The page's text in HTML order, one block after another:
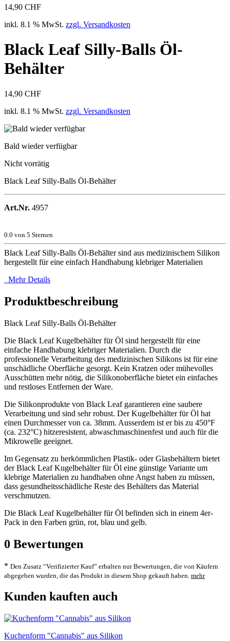
14,90 CHF
inkl. 8.1 % MwSt. zzgl. Versandkosten
Black Leaf Silly-Balls Öl-
Behälter
14,90 CHF
inkl. 8.1 % MwSt. zzgl. Versandkosten
Bald wieder verfügbar
Nicht vorrätig
Black Leaf Silly-Balls Öl-Behälter
Art.Nr. 4957
0.0 von 5 Sternen
Black Leaf Silly-Balls Öl-Behälter sind aus medizinischem Silikon
hergestellt für eine einfach Handhabung klebriger Materialien
Mehr Details
Produktbeschreibung
Black Leaf Silly-Balls Öl-Behälter
Die Black Leaf Kugelbehälter für Öl sind hergestellt für eine
einfache Handhabung klebriger Materialien. Durch die
professionelle Verarbeitung des medizinischen Silikons ist für eine
unschädliche Oberfläche gesorgt. Kein Kratzen oder mühevolles
Ausschütten mehr nötig, die Silikonoberfläche bietet ein einfaches
und restloses Entfernen der Ware.
Die Silikonprodukte von Black Leaf garantieren eine saubere
Verarbeitung und sind sehr robust. Der Kugelbehälter für Öl hat
einen Durchmesser von ca. 38mm. Ausserdem ist er bis zu 450°F
(ca. 232°C) hitzeresistent, abwaschmaschinenfest und auch für die
Mikrowelle geeignet.
Im Gegensatz zu herkömmlichen Plastik- oder Glasbehältern bietet
der Black Leaf Kugelbehälter für Öl eine günstige Variante um
klebrige Materialien zu handhaben ohne Angst haben zu müssen,
dass gesundheitsschädliche Reste des Behälters das Material
verschmutzen.
Die Black Leaf Kugelbehälter für Öl befinden sich in einem 4er-
Pack in den Farben grün, rot, blau und gelb.
0 Bewertungen
* Den Zusatz “Verifizierter Kauf” erhalten nur Bewertungen, die von Käufern
abgegeben wurden, die das Produkt in diesem Shop gekauft haben. mehr
Kunden kauften auch
Kuchenform "Cannabis" aus Silikon